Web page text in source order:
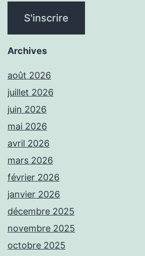
Archives
août 2026
juillet 2026
juin 2026
mai 2026
avril 2026
mars 2026
février 2026
janvier 2026
décembre 2025
novembre 2025
octobre 2025